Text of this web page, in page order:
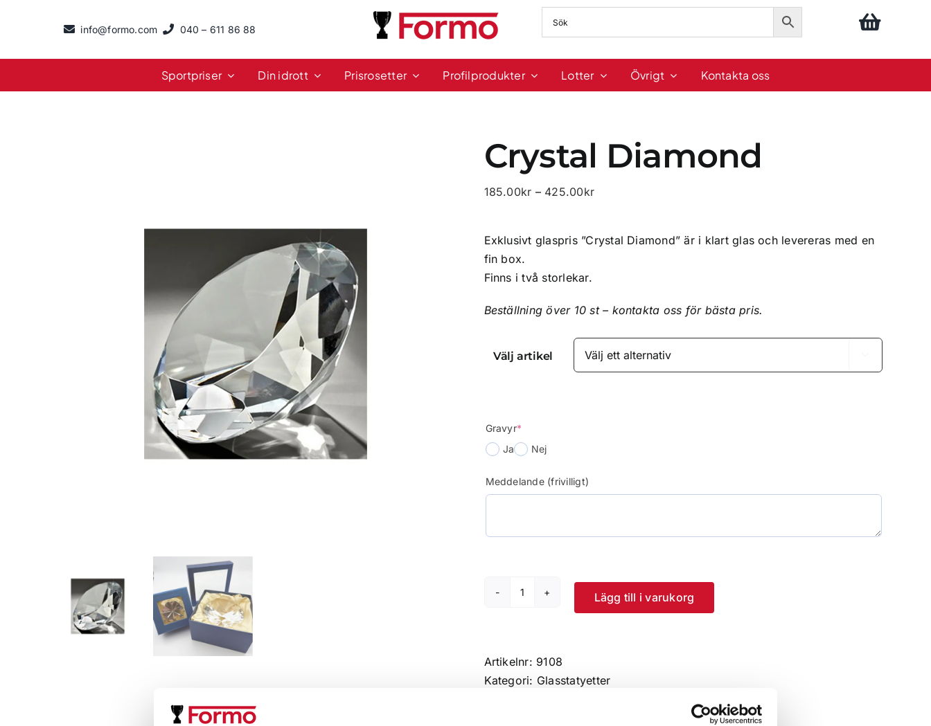
info@formo.com 040 – 611 86 88
Sportpriser Din idrott Prisrosetter Profilprodukter Lotter Övrigt Kontakta oss
Crystal Diamond
185.00kr – 425.00krPrisintervall:
425.00kr
Exklusivt glaspris ”Crystal Diamond” är i klart glas och levereras med en
fin box.
Finns i två storlekar.
Beställning över 10 st – kontakta oss för bästa pris.
Välj artikel
Gravyr*
Ja
Nej
Meddelande (frivilligt)
Crystal
Lägg till i varukorg
Artikelnr: 9108
Kategori: Glasstatyetter